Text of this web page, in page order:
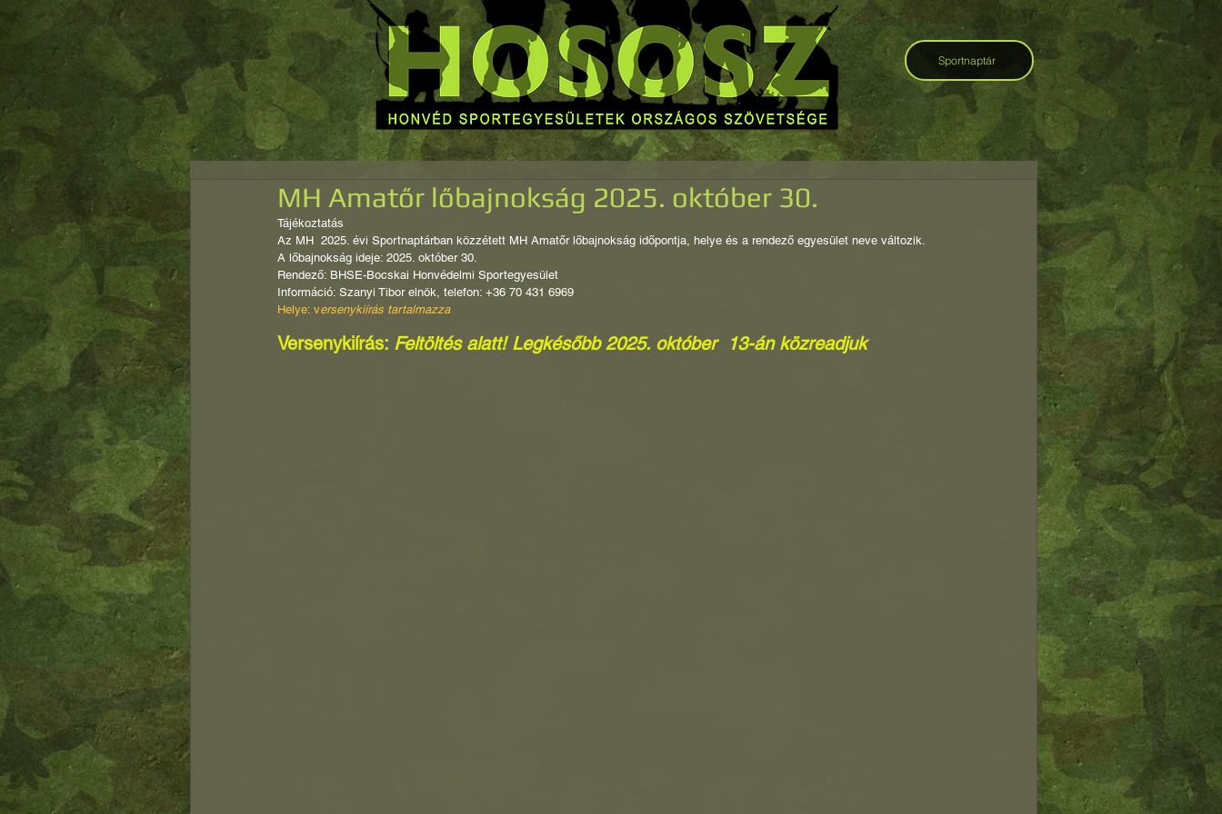
Sportnaptár
MH Amatőr lőbajnokság 2025. október 30.
Tájékoztatás
Az MH  2025. évi Sportnaptárban közzétett MH Amatőr lőbajnokság időpontja, helye és a rendező egyesület neve változik.
A lőbajnokság ideje: 2025. október 30.
Rendező: BHSE-Bocskai Honvédelmi Sportegyesület
Információ: Szanyi Tibor elnök, telefon: +36 70 431 6969
Helye: versenykiírás tartalmazza
Versenykiírás: Feltöltés alatt! Legkésőbb 2025. október  13-án közreadjuk